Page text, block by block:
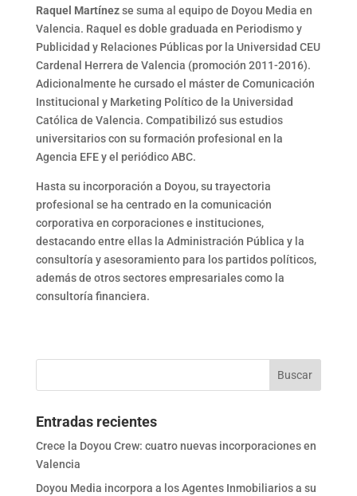
Raquel Martínezse suma al equipo de Doyou Media en
Valencia. Raquel es doble graduada en Periodismo y
Publicidad y Relaciones Públicas por la Universidad CEU
Cardenal Herrera de Valencia (promoción 2011-2016).
Adicionalmente he cursado el máster de Comunicación
Institucional y Marketing Político de la Universidad
Católica de Valencia. Compatibilizó sus estudios
universitarios con su formación profesional en la
Agencia EFE y el periódico ABC.
Hasta su incorporación a Doyou, su trayectoria
profesional se ha centrado en la comunicación
corporativa en corporaciones e instituciones,
destacando entre ellas la Administración Pública y la
consultoría y asesoramiento para los partidos políticos,
además de otros sectores empresariales como la
consultoría financiera.
Entradas recientes
Crece la Doyou Crew: cuatro nuevas incorporaciones en
Valencia
Doyou Media incorpora a los Agentes Inmobiliarios a su